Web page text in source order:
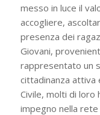
messo in luce il
accogliere,
presenza dei
Giovani,
rappresentato un
cittadinanza attiva
Civile, molti di loro
impegno nella